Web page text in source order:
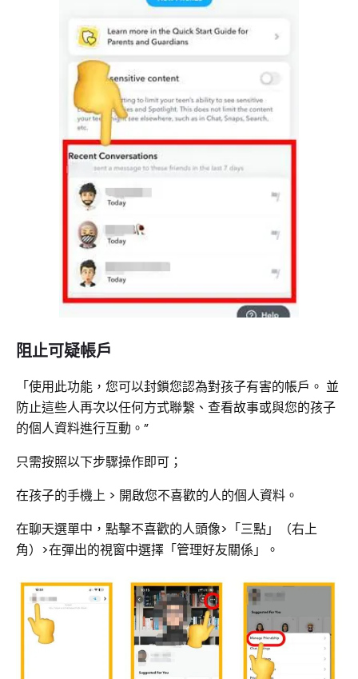
阻止可疑帳戶
「使用此功能，您可以封鎖您認為對孩子有害的帳戶。 並
防止這些人再次以任何方式聯繫、查看故事或與您的孩子
的個人資料進行互動。”
只需按照以下步驟操作即可；
在孩子的手機上 > 開啟您不喜歡的人的個人資料。
在聊天選單中，點擊不喜歡的人頭像>「三點」（右上
角）>在彈出的視窗中選擇「管理好友關係」。